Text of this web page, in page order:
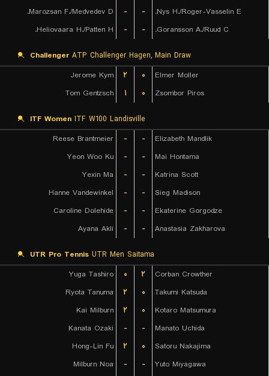
Marozsan F./Medvedev D.
- -
Nys H./Roger-Vasselin E.
Heliovaara H./Patten H.
- - Goransson A./Ruud C.
Challenger ATP Challenger Hagen, Main Draw
Jerome Kym
۲ ۰
Elmer Moller
Tom Gentzsch
۱ ۰ Zsombor Piros
ITF Women ITF W100 Landisville
Reese Brantmeier
- -
Elizabeth Mandlik
Yeon Woo Ku
- -
Mai Hontama
Yexin Ma
- -
Katrina Scott
Hanne Vandewinkel
- -
Sieg Madison
Caroline Dolehide
- -
Ekaterine Gorgodze
Ayana Akli
- - Anastasia Zakharova
UTR Pro Tennis UTR Men Saitama
Yuga Tashiro
۰ ۲
Corban Crowther
Ryota Tanuma
۲ ۰
Takumi Katsuda
Kai Milburn
۲ ۰
Kotaro Matsumura
Kanata Ozaki
- -
Manato Uchida
Hong-Lin Fu
۲ ۰
Satoru Nakajima
Milburn Noa
- -
Yuto Miyagawa